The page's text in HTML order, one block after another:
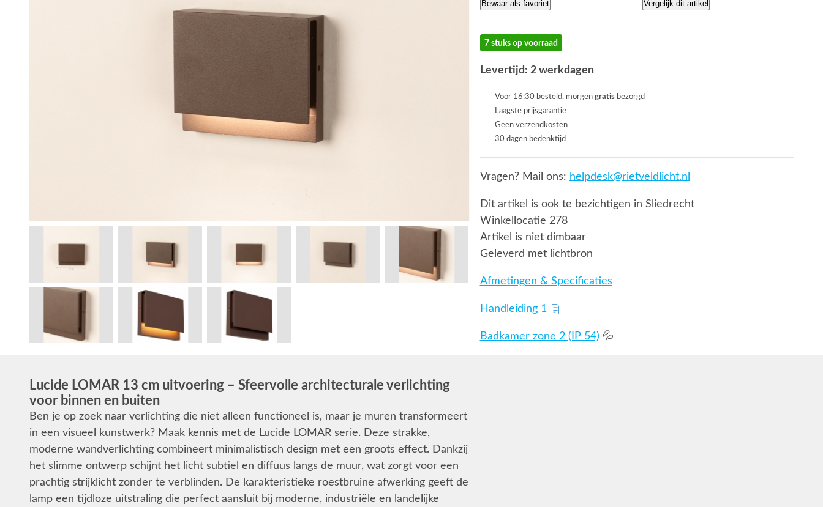
Bewaar als favoriet Vergelijk dit artikel
7 stuks op voorraad
Levertijd: 2 werkdagen
Voor 16:30 besteld, morgen gratisbezorgd
Laagste prijsgarantie
Geen verzendkosten
30 dagen bedenktijd
Vragen? Mail ons: helpdesk@rietveldlicht.nl
Dit artikel is ook te bezichtigen in Sliedrecht
Winkellocatie 278
Artikel is niet dimbaar
Geleverd met lichtbron
Afmetingen & Specificaties
Handleiding 1
Badkamer zone 2 (IP 54) 💦
Lucide LOMAR 13 cm uitvoering – Sfeervolle architecturale verlichting
voor binnen en buiten
Ben je op zoek naar verlichting die niet alleen functioneel is, maar je muren transformeert
in een visueel kunstwerk? Maak kennis met de Lucide LOMAR serie. Deze strakke,
moderne wandverlichting combineert minimalistisch design met een groots effect. Dankzij
het slimme ontwerp schijnt het licht subtiel en diffuus langs de muur, wat zorgt voor een
prachtig strijklicht zonder te verblinden. De karakteristieke roestbruine afwerking geeft de
lamp een tijdloze uitstraling die perfect aansluit bij moderne, industriële en landelijke